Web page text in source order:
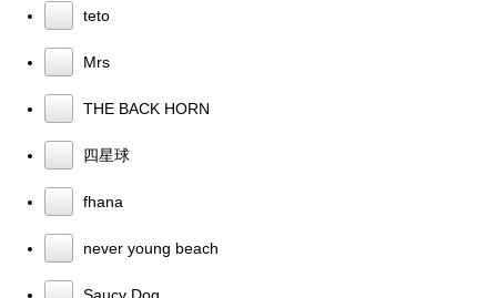
teto
Mrs
THE BACK HORN
四星球
fhana
never young beach